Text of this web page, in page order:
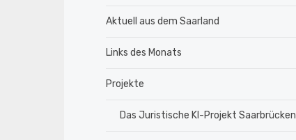
Aktuell aus dem Saarland
Links des Monats
Projekte
Das Juristische KI-Projekt Saarbrücken